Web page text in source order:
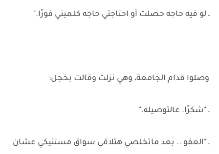
ـ لو فيه حاجه حصلت أو احتاجتي حاجه كلـميني فورًا."
وصلوا قدام الجامعة، وهي نزلت وقالت بخجل:
ـ "شكرًا. عالتوصيله."
ـ "العفو .. بعد ماتخلصي هتلاقي سواق مستنيكي عشان